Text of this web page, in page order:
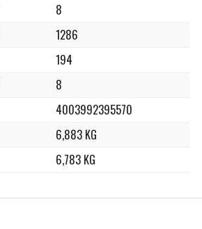
8
1286
194
8
4003992395570
6,883 KG
6,783 KG